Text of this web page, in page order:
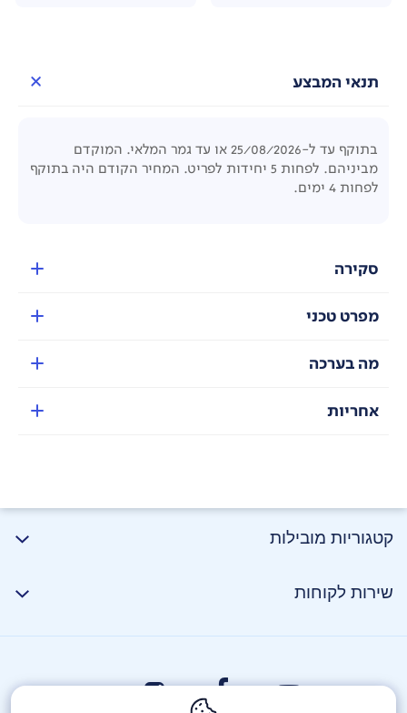
תנאי המבצע
בתוקף עד ל-25/08/2026 או עד גמר המלאי. המוקדם
מביניהם. לפחות 5 יחידות לפריט. המחיר הקודם היה בתוקף
לפחות 4 ימים.
סקירה
מפרט טכני
מה בערכה
אחריות
קטגוריות מובילות
שירות לקוחות